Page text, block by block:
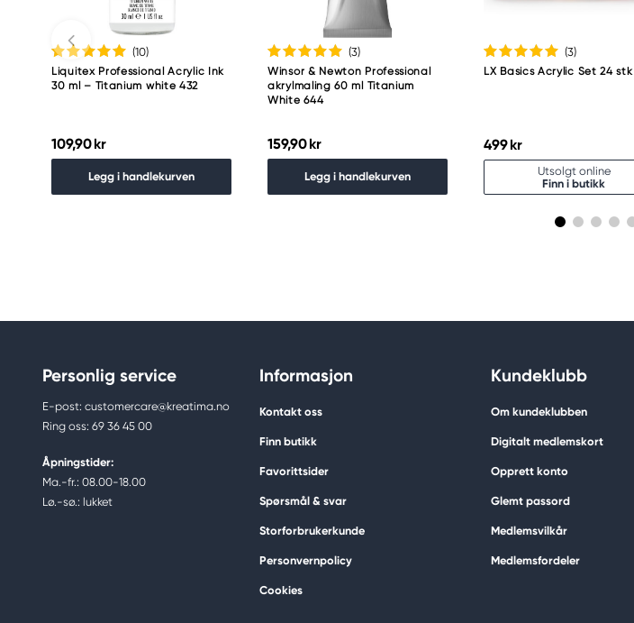
(10)
Liquitex Professional Acrylic Ink
30 ml – Titanium white 432
109,90 kr
Legg i handlekurven
(3)
Winsor & Newton Professional
akrylmaling 60 ml Titanium
White 644
159,90 kr
Legg i handlekurven
(3)
LX Basics Acrylic Set 24 stk
499 kr
Utsolgt online
Finn i butikk
Personlig service
E-post: customercare@kreatima.no
Ring oss: 69 36 45 00
Åpningstider:
Ma.-fr.: 08.00-18.00
Lø.-sø.: lukket
Informasjon
Kontakt oss
Finn butikk
Favorittsider
Spørsmål & svar
Storforbrukerkunde
Personvernpolicy
Cookies
Kundeklubb
Om kundeklubben
Digitalt medlemskort
Opprett konto
Glemt passord
Medlemsvilkår
Medlemsfordeler